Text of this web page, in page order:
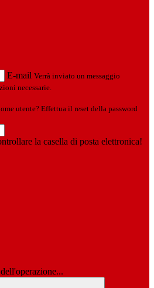
E-mail Verrà inviato un messaggio
necessarie.
utente? Effettua il reset della password
la casella di posta elettronica!